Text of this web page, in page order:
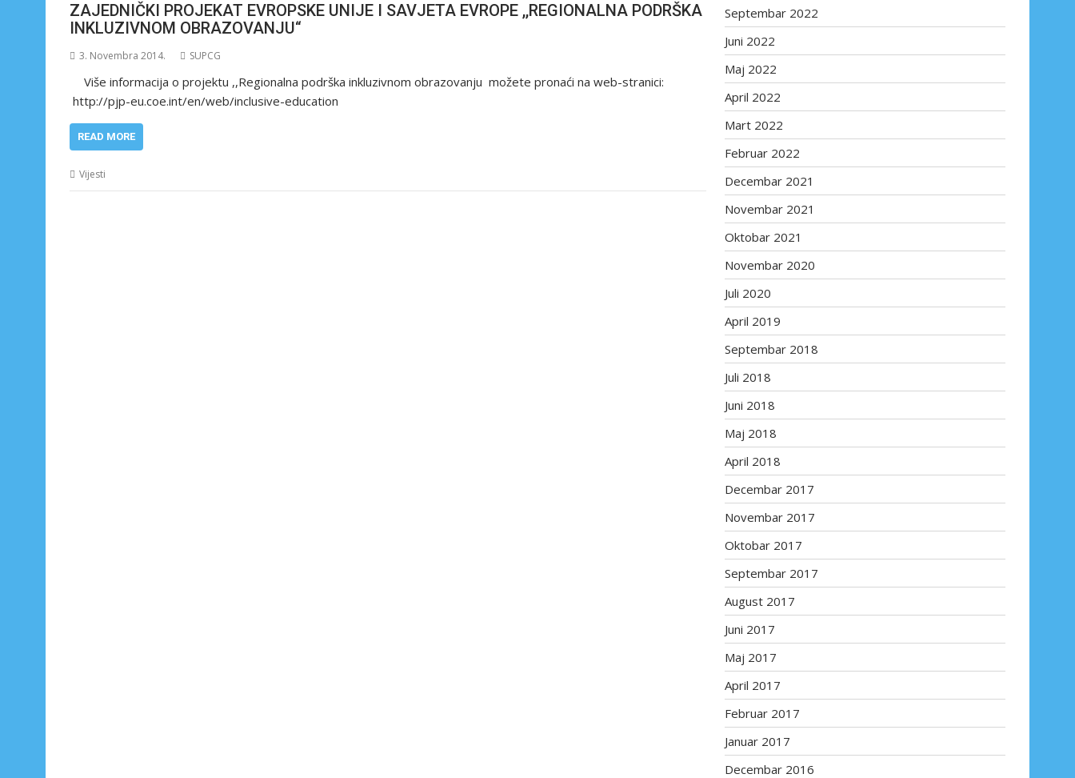
ZAJEDNIČKI PROJEKAT EVROPSKE UNIJE I SAVJETA EVROPE ,,REGIONALNA PODRŠKA
INKLUZIVNOM OBRAZOVANJU“
3. Novembra 2014. SUPCG
Više informacija o projektu ,,Regionalna podrška inkluzivnom obrazovanju možete pronaći na web-stranici:
http://pjp-eu.coe.int/en/web/inclusive-education
READ MORE
Vijesti
Septembar 2022
Juni 2022
Maj 2022
April 2022
Mart 2022
Februar 2022
Decembar 2021
Novembar 2021
Oktobar 2021
Novembar 2020
Juli 2020
April 2019
Septembar 2018
Juli 2018
Juni 2018
Maj 2018
April 2018
Decembar 2017
Novembar 2017
Oktobar 2017
Septembar 2017
August 2017
Juni 2017
Maj 2017
April 2017
Februar 2017
Januar 2017
Decembar 2016